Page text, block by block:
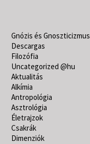
Gnózis és Gnoszticizmus
Descargas
Filozófia
Uncategorized @hu
Aktualitás
Alkímia
Antropológia
Asztrológia
Életrajzok
Csakrák
Dimenziók